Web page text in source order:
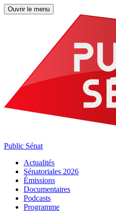
Ouvrir le menu
Public Sénat
Actualités
Sénatoriales 2026
Émissions
Documentaires
Podcasts
Programme